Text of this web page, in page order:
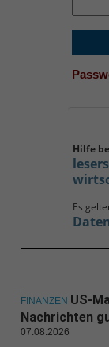
Hilfe
Es
FINANZEN US-
Nachrichten
07.08.2026